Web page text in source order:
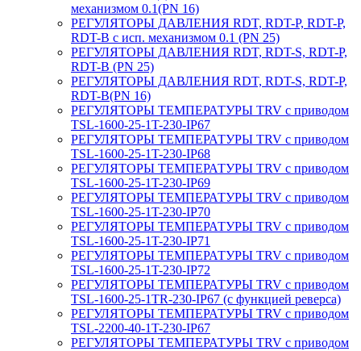
механизмом 0.1(PN 16)
РЕГУЛЯТОРЫ ДАВЛЕНИЯ RDT, RDT-P, RDT-P,
RDT-B с исп. механизмом 0.1 (PN 25)
РЕГУЛЯТОРЫ ДАВЛЕНИЯ RDT, RDT-S, RDT-P,
RDT-B (PN 25)
РЕГУЛЯТОРЫ ДАВЛЕНИЯ RDT, RDT-S, RDT-P,
RDT-B(PN 16)
РЕГУЛЯТОРЫ ТЕМПЕРАТУРЫ TRV с приводом
TSL-1600-25-1T-230-IP67
РЕГУЛЯТОРЫ ТЕМПЕРАТУРЫ TRV с приводом
TSL-1600-25-1T-230-IP68
РЕГУЛЯТОРЫ ТЕМПЕРАТУРЫ TRV с приводом
TSL-1600-25-1T-230-IP69
РЕГУЛЯТОРЫ ТЕМПЕРАТУРЫ TRV с приводом
TSL-1600-25-1T-230-IP70
РЕГУЛЯТОРЫ ТЕМПЕРАТУРЫ TRV с приводом
TSL-1600-25-1T-230-IP71
РЕГУЛЯТОРЫ ТЕМПЕРАТУРЫ TRV с приводом
TSL-1600-25-1T-230-IP72
РЕГУЛЯТОРЫ ТЕМПЕРАТУРЫ TRV с приводом
TSL-1600-25-1TR-230-IP67 (с функцией реверса)
РЕГУЛЯТОРЫ ТЕМПЕРАТУРЫ TRV с приводом
TSL-2200-40-1T-230-IP67
РЕГУЛЯТОРЫ ТЕМПЕРАТУРЫ TRV с приводом